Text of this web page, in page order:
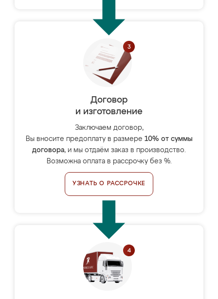
Договор
и изготовление
Заключаем договор,
Вы вносите предоплату в размере 10% от суммы
договора, и мы отдаём заказ в производство.
Возможна оплата в рассрочку без %.
УЗНАТЬ О РАССРОЧКЕ